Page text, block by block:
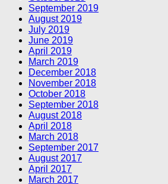
September 2019
August 2019
July 2019
June 2019
April 2019
March 2019
December 2018
November 2018
October 2018
September 2018
August 2018
April 2018
March 2018
September 2017
August 2017
April 2017
March 2017